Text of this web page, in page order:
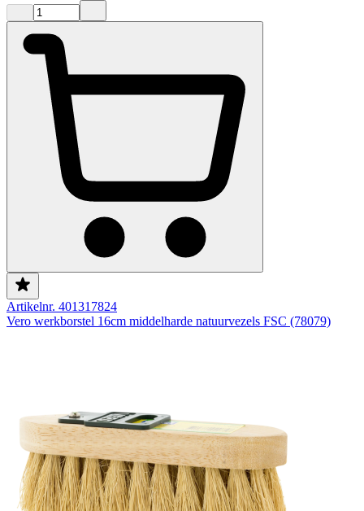
Artikelnr. 401317824
Vero werkborstel 16cm middelharde natuurvezels FSC (78079)